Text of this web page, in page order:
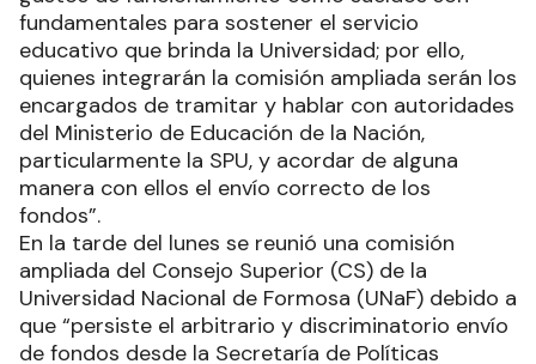
fundamentales para sostener el servicio
educativo que brinda la Universidad; por ello,
quienes integrarán la comisión ampliada serán los
encargados de tramitar y hablar con autoridades
del Ministerio de Educación de la Nación,
particularmente la SPU, y acordar de alguna
manera con ellos el envío correcto de los
fondos”.
En la tarde del lunes se reunió una comisión
ampliada del Consejo Superior (CS) de la
Universidad Nacional de Formosa (UNaF) debido a
que “persiste el arbitrario y discriminatorio envío
de fondos desde la Secretaría de Políticas